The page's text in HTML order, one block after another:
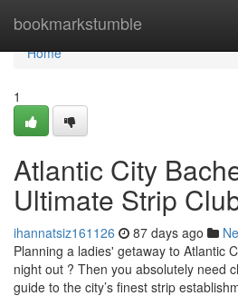
bookmarkstumble
Home
Home
1
Atlantic City
Ultimate Strip
ihannatsiz161126 87 days ago
Planning a ladies' getaway to Atlantic
night out ? Then you absolutely need
guide to the city’s finest strip